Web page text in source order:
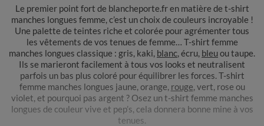
Le premier point fort de blancheporte.fr en matière de t-shirt
manches longues femme, c’est un choix de couleurs incroyable !
Une palette de teintes riche et colorée pour agrémenter tous
les vêtements de vos tenues de femme… T-shirt femme
manches longues classique : gris, kaki, blanc, écru, bleu ou taupe.
Ils se marieront facilement à tous vos looks et neutralisent
parfois un bas plus coloré pour équilibrer les forces. T-shirt
femme manches longues jaune, orange, rouge, vert, rose ou
violet, et pourquoi pas argent ? Osez un t-shirt femme manches
longues de couleur vive et pep’s, cela donnera bonne mine à vos
tenues.